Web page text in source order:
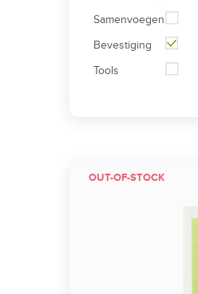
Samenvoegen
Bevestiging
Tools
OUT-OF-STOCK